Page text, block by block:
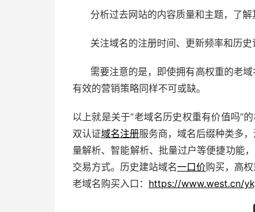
分析过去网站的内容质量和主题，了解
关注域名的注册时间、更新频率和历史
需要注意的是，即使拥有高权重的老
有效的营销策略同样不可或缺。
以上就是关于“老域名历史权重有价值吗”的
双认证域名注册服务商，域名后缀种类多
量解析、智能解析、批量过户等便捷功能，
交易方式。历史建站域名一口价购买，高权
老域名购买入口： https://www.west.cn/